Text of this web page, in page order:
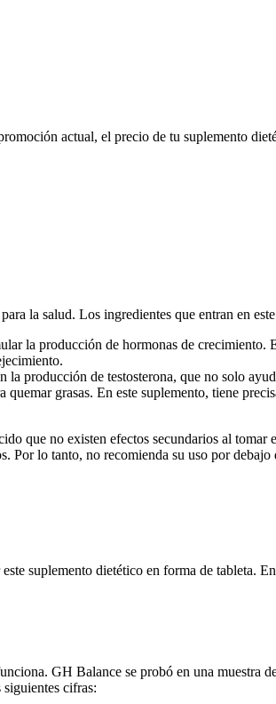
actual, el precio de tu suplemento
la salud. Los ingredientes que entran en
la producción de hormonas de crecimiento.
producción de testosterona, que no solo
grasas. En este suplemento, tiene
que no existen efectos secundarios al
Por lo tanto, no recomienda su uso por debajo
suplemento dietético en forma de tableta.
GH Balance se probó en una muestra
cifras: